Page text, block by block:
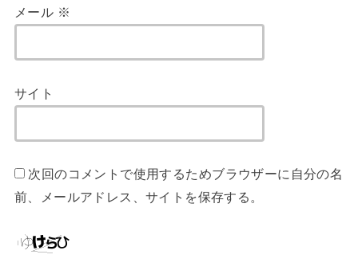
メール ※
サイト
次回のコメントで使用するためブラウザーに自分の名
前、メールアドレス、サイトを保存する。